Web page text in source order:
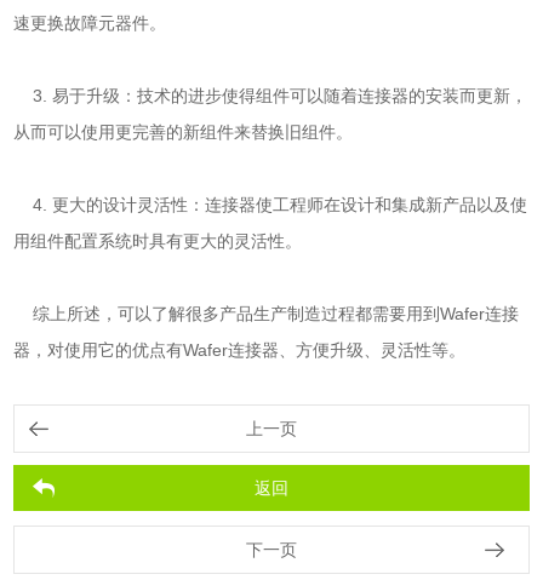
速更换故障元器件。
3. 易于升级：技术的进步使得组件可以随着连接器的安装而更新，
从而可以使用更完善的新组件来替换旧组件。
4. 更大的设计灵活性：连接器使工程师在设计和集成新产品以及使
用组件配置系统时具有更大的灵活性。
综上所述，可以了解很多产品生产制造过程都需要用到Wafer连接
器，对使用它的优点有Wafer连接器、方便升级、灵活性等。
上一页
返回
下一页